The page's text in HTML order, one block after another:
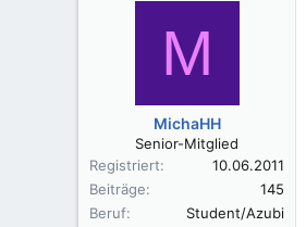
M
MichaHH
Senior-Mitglied
Registriert
10.06.2011
Beiträge
145
Beruf
Student/Azubi